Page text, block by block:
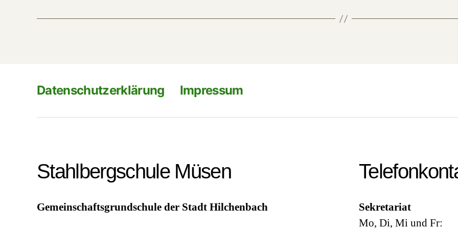
Datenschutzerklärung Impressum
Stahlbergschule Müsen
Gemeinschaftsgrundschule der Stadt Hilchenbach
Sekretariat
Mo, Di, Mi und Fr: